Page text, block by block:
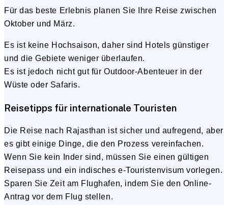
Für das beste Erlebnis planen Sie Ihre Reise zwischen
Oktober und März.
Es ist keine Hochsaison, daher sind Hotels günstiger
und die Gebiete weniger überlaufen.
Es ist jedoch nicht gut für Outdoor-Abenteuer in der
Wüste oder Safaris.
Reisetipps für internationale Touristen
Die Reise nach Rajasthan ist sicher und aufregend, aber
es gibt einige Dinge, die den Prozess vereinfachen.
Wenn Sie kein Inder sind, müssen Sie einen gültigen
Reisepass und ein indisches e-Touristenvisum vorlegen.
Sparen Sie Zeit am Flughafen, indem Sie den Online-
Antrag vor dem Flug stellen.